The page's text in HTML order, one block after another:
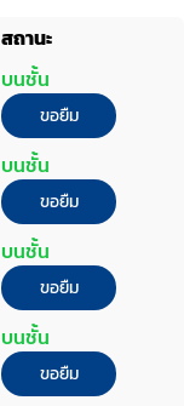
สถานะ
บนชั้น
ขอยืม
บนชั้น
ขอยืม
บนชั้น
ขอยืม
บนชั้น
ขอยืม